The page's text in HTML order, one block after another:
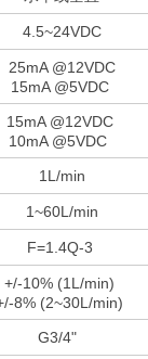
4.5~24VDC
25mA @12VDC
15mA @5VDC
15mA @12VDC
10mA @5VDC
1L/min
1~60L/min
F=1.4Q-3
+/-10% (1L/min)
8% (2~30L/min)
G3/4"